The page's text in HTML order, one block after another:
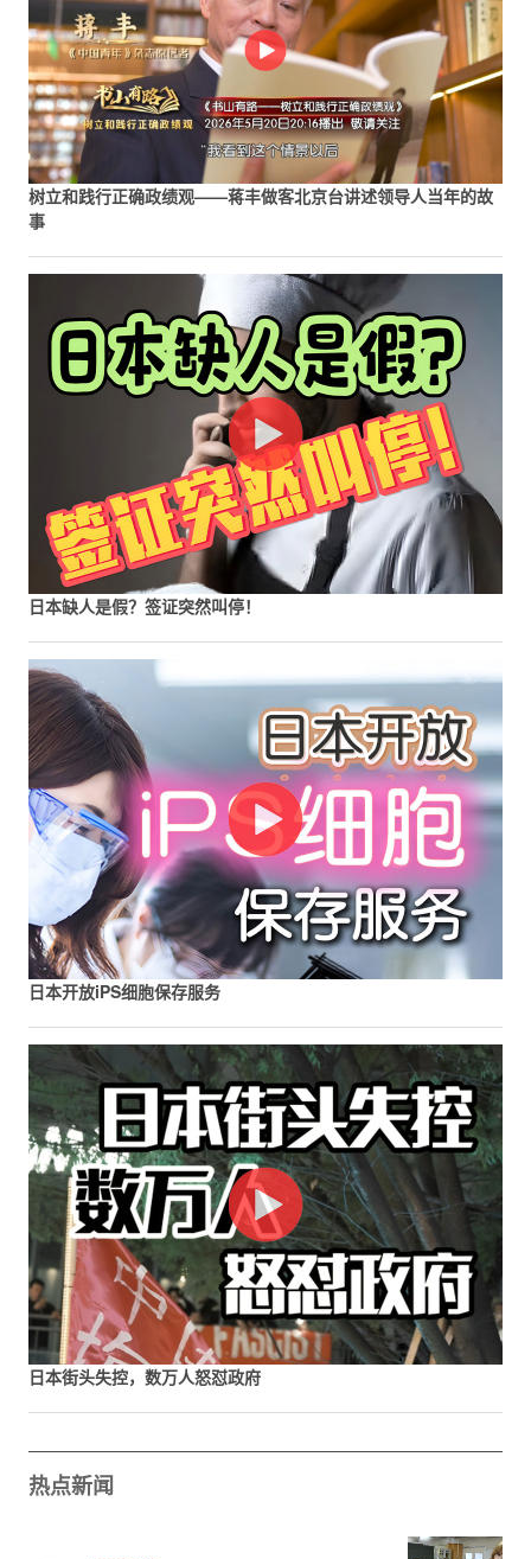
树立和践行正确政绩观——蒋丰做客北京台讲述领导人当年的故
事
日本缺人是假？签证突然叫停！
日本开放iPS细胞保存服务
日本街头失控，数万人怒怼政府
热点新闻